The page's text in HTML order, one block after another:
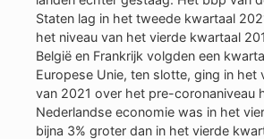
Staten lag in het tweede kwartaal
het niveau van het vierde kwartaal
België en Frankrijk volgden een
Europese Unie, ten slotte, ging in het
van 2021 over het pre-coronaniveau
Nederlandse economie was in het
bijna 3% groter dan in het vierde